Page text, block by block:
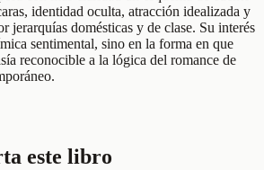
identidad oculta, atracción idealizada y
jerarquías domésticas y de clase. Su interés
sentimental, sino en la forma en que
reconocible a la lógica del romance de
este libro